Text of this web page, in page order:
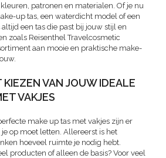
patronen en materialen. Of je nu
up tas, een waterdicht model of een
een tas die past bij jouw stijl en
zoals Reisenthel Travelcosmetic
aan mooie en praktische make-
KIEZEN VAN JOUW IDEALE
VAKJES
make up tas met vakjes zijn er
op moet letten. Allereerst is het
hoeveel ruimte je nodig hebt.
producten of alleen de basis? Voor veel